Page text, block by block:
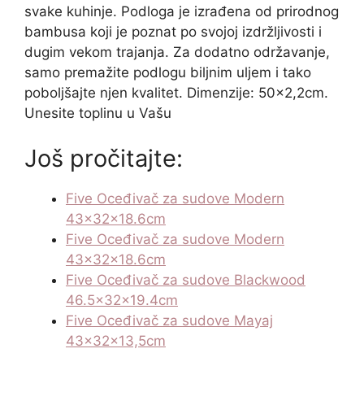
svake kuhinje. Podloga je izrađena od prirodnog
bambusa koji je poznat po svojoj izdržljivosti i
dugim vekom trajanja. Za dodatno održavanje,
samo premažite podlogu biljnim uljem i tako
poboljšajte njen kvalitet. Dimenzije: 50×2,2cm.
Unesite toplinu u Vašu
Još pročitajte:
Five Oceđivač za sudove Modern
43x32x18.6cm
Five Oceđivač za sudove Modern
43x32x18.6cm
Five Oceđivač za sudove Blackwood
46.5x32x19.4cm
Five Oceđivač za sudove Mayaj
43x32x13,5cm